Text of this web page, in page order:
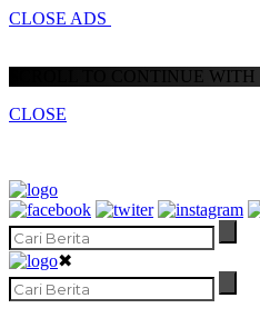
CLOSE ADS
SCROLL TO CONTINUE
CLOSE
✖